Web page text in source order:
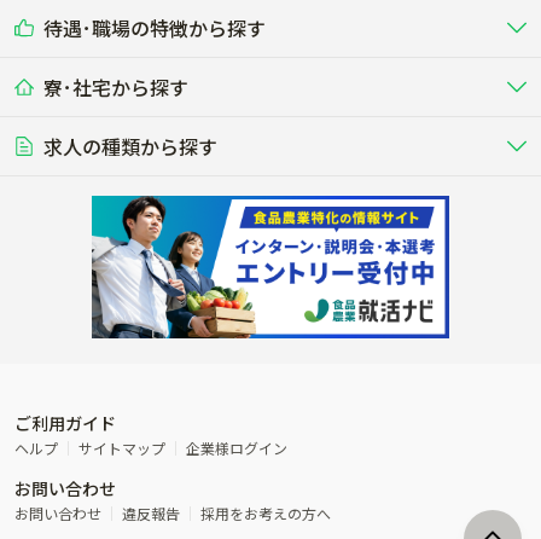
する牧場
養豚
る養豚場
レースで活躍する馬の手入れや子馬
その他畜産
その他動物の畜産業（羊、ウズラな
ど）
畑・圃場で野菜・穀物を生産 ビニールハウスで多様な野菜の生産
稲作
ビニールハウスで観賞用植物の栽
植物工場
環境制御された工場で野菜の生産管
理
農業資材･肥料
農場設備・肥料・飼料の生産・流
農業用の機械・機材の開発・販
流通･商社
農産物・農産品の物流・卸し・輸出
入
製造･加工･販売 福祉
その他農業関連企業
ネス
その他業種
木材の植林・伐採・加工、または
漁業･養殖
魚介類の採捕・養殖、または水産加
工場
研究･開発 WEB･IT
その他職種
未経験歓迎
学歴不問
50代採用実績あり
AT免許OK
内定まで最短1週間 管理者･幹部採用
待遇･職場の特徴から探す
社会保険完備
食事補助あり
年間休日100日以上
経験者優遇 独立支援可能
寮･社宅から探す
単身寮あり
寮･社宅相談可
求人の種類から探す
転職おまかせ求人
ご利用ガイド
ヘルプ サイトマップ 企業様ログイン
お問い合わせ
お問い合わせ 違反報告 採用をお考えの方へ